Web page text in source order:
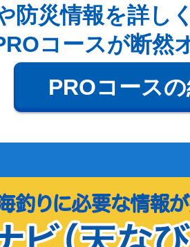
防災情報を詳し
コースが断然
PROコース